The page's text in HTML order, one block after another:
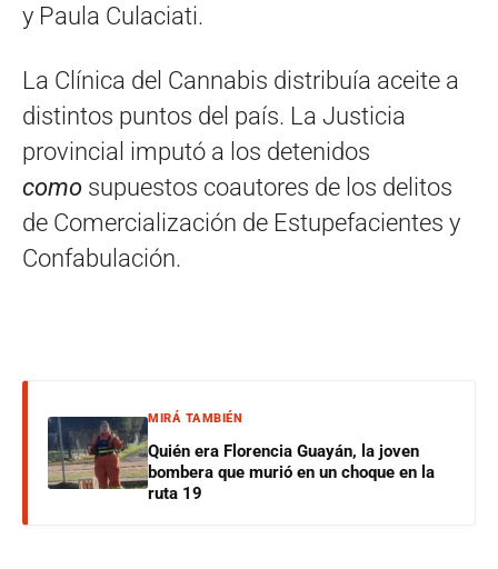
y Paula Culaciati.
La Clínica del Cannabis distribuía aceite a
distintos puntos del país. La Justicia
provincial imputó a los detenidos
como supuestos coautores de los delitos
de Comercialización de Estupefacientes y
Confabulación.
MIRÁ TAMBIÉN
Quién era Florencia Guayán, la joven
bombera que murió en un choque en la
ruta 19